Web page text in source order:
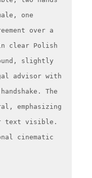
one
over a
in clear Polish
slightly
advisor with
The
emphasizing
text visible.
cinematic